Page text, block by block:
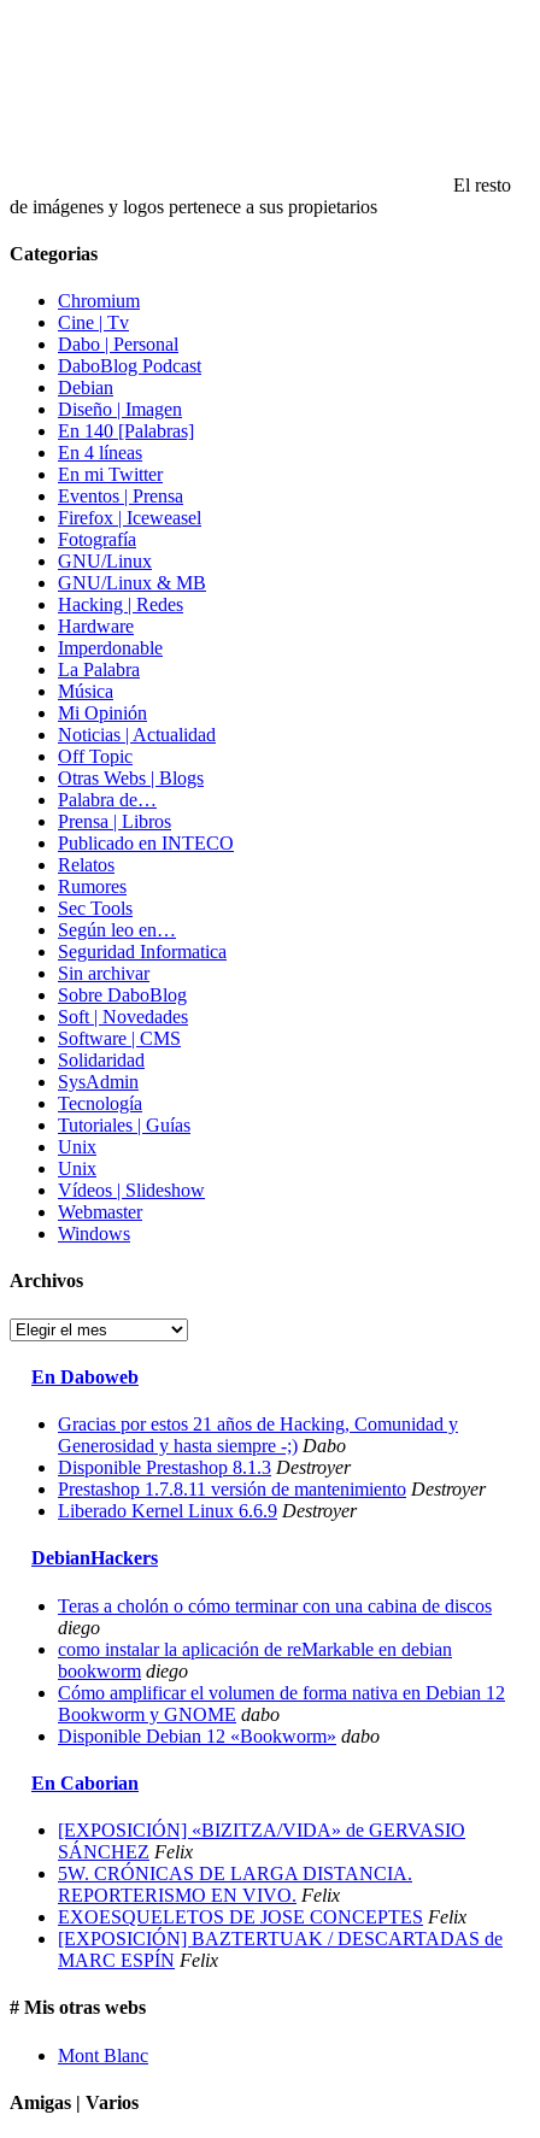
El resto
de imágenes y logos pertenece a sus propietarios
Categorias
Chromium
Cine | Tv
Dabo | Personal
DaboBlog Podcast
Debian
Diseño | Imagen
En 140 [Palabras]
En 4 líneas
En mi Twitter
Eventos | Prensa
Firefox | Iceweasel
Fotografía
GNU/Linux
GNU/Linux & MB
Hacking | Redes
Hardware
Imperdonable
La Palabra
Música
Mi Opinión
Noticias | Actualidad
Off Topic
Otras Webs | Blogs
Palabra de…
Prensa | Libros
Publicado en INTECO
Relatos
Rumores
Sec Tools
Según leo en…
Seguridad Informatica
Sin archivar
Sobre DaboBlog
Soft | Novedades
Software | CMS
Solidaridad
SysAdmin
Tecnología
Tutoriales | Guías
Unix
Unix
Vídeos | Slideshow
Webmaster
Windows
Archivos
Archivos
En Daboweb
Gracias por estos 21 años de Hacking, Comunidad y
Generosidad y hasta siempre -;) Dabo
Disponible Prestashop 8.1.3 Destroyer
Prestashop 1.7.8.11 versión de mantenimiento Destroyer
Liberado Kernel Linux 6.6.9 Destroyer
DebianHackers
Teras a cholón o cómo terminar con una cabina de discos
diego
como instalar la aplicación de reMarkable en debian
bookworm diego
Cómo amplificar el volumen de forma nativa en Debian 12
Bookworm y GNOME dabo
Disponible Debian 12 «Bookworm» dabo
En Caborian
[EXPOSICIÓN] «BIZITZA/VIDA» de GERVASIO
SÁNCHEZ Felix
5W. CRÓNICAS DE LARGA DISTANCIA.
REPORTERISMO EN VIVO. Felix
EXOESQUELETOS DE JOSE CONCEPTES Felix
[EXPOSICIÓN] BAZTERTUAK / DESCARTADAS de
MARC ESPÍN Felix
# Mis otras webs
Mont Blanc
Amigas | Varios